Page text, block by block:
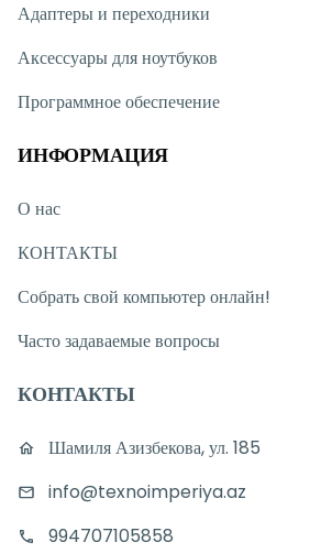
Адаптеры и переходники
Аксессуары для ноутбуков
Программное обеспечение
ИНФОРМАЦИЯ
О нас
КОНТАКТЫ
Собрать свой компьютер онлайн!
Часто задаваемые вопросы
КОНТАКТЫ
Шамиля Азизбекова, ул. 185
info@texnoimperiya.az
994707105858